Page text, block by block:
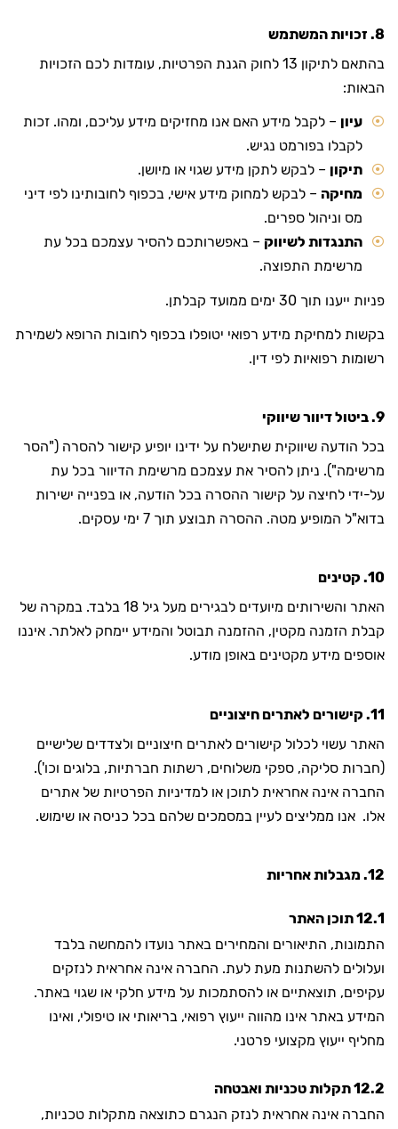
8. זכויות המשתמש
בהתאם לתיקון 13 לחוק הגנת הפרטיות, עומדות לכם הזכויות
הבאות:
עיון – לקבל מידע האם אנו מחזיקים מידע עליכם, ומהו. זכות
לקבלו בפורמט נגיש.
תיקון – לבקש לתקן מידע שגוי או מיושן.
מחיקה – לבקש למחוק מידע אישי, בכפוף לחובותינו לפי דיני
מס וניהול ספרים.
התנגדות לשיווק – באפשרותכם להסיר עצמכם בכל עת
מרשימת התפוצה.
פניות ייענו תוך 30 ימים ממועד קבלתן.
בקשות למחיקת מידע רפואי יטופלו בכפוף לחובות הרופא לשמירת
רשומות רפואיות לפי דין.
9. ביטול דיוור שיווקי
בכל הודעה שיווקית שתישלח על ידינו יופיע קישור להסרה ("הסר
מרשימה"). ניתן להסיר את עצמכם מרשימת הדיוור בכל עת
על-ידי לחיצה על קישור ההסרה בכל הודעה, או בפנייה ישירות
בדוא"ל המופיע מטה. ההסרה תבוצע תוך 7 ימי עסקים.
10. קטינים
האתר והשירותים מיועדים לבגירים מעל גיל 18 בלבד. במקרה של
קבלת הזמנה מקטין, ההזמנה תבוטל והמידע יימחק לאלתר. איננו
אוספים מידע מקטינים באופן מודע.
11. קישורים לאתרים חיצוניים
האתר עשוי לכלול קישורים לאתרים חיצוניים ולצדדים שלישיים
(חברות סליקה, ספקי משלוחים, רשתות חברתיות, בלוגים וכו').
החברה אינה אחראית לתוכן או למדיניות הפרטיות של אתרים
אלו. אנו ממליצים לעיין במסמכים שלהם בכל כניסה או שימוש.
12. מגבלות אחריות
12.1 תוכן האתר
התמונות, התיאורים והמחירים באתר נועדו להמחשה בלבד
ועלולים להשתנות מעת לעת. החברה אינה אחראית לנזקים
עקיפים, תוצאתיים או להסתמכות על מידע חלקי או שגוי באתר.
המידע באתר אינו מהווה ייעוץ רפואי, בריאותי או טיפולי, ואינו
מחליף ייעוץ מקצועי פרטני.
12.2 תקלות טכניות ואבטחה
החברה אינה אחראית לנזק הנגרם כתוצאה מתקלות טכניות,